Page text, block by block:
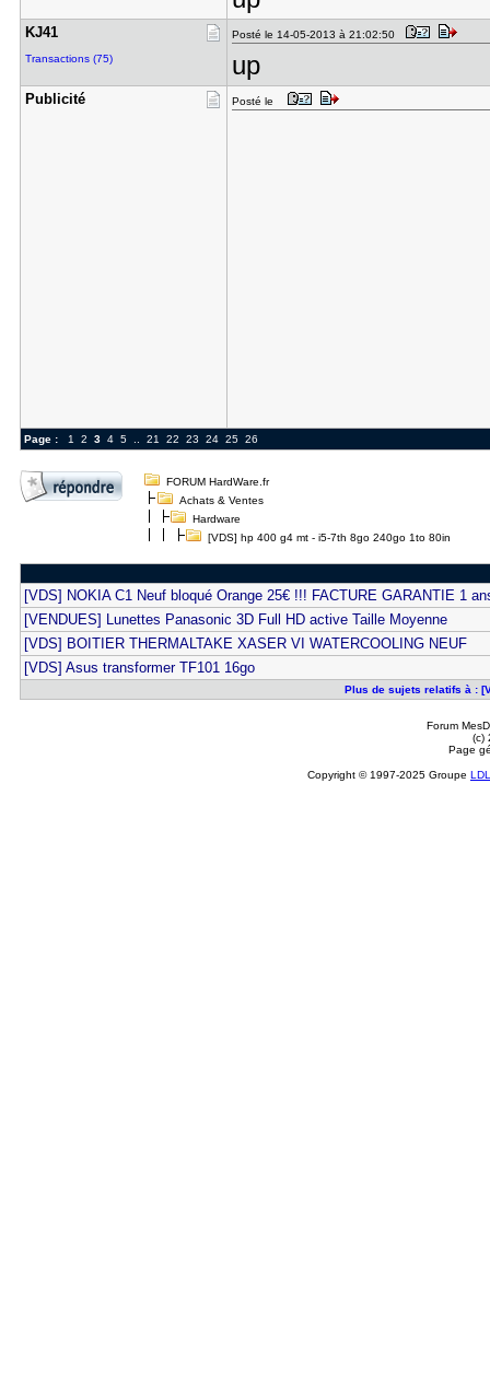
KJ41
Transactions (75)
Posté le 14-05-2013 à 21:02:50
up
Publicité Posté le
Page : 1 2 3 4 5.. 21 22 23 24 25 26
FORUM HardWare.fr
Achats & Ventes
Hardware
[VDS] hp 400 g4 mt - i5-7th 8go 240go 1to 80in
[VDS] NOKIA C1 Neuf bloqué Orange 25€ !!! FACTURE GARANTIE 1
[VENDUES] Lunettes Panasonic 3D Full HD active Taille Moyenne
[VDS] BOITIER THERMALTAKE XASER VI WATERCOOLING NEUF
[VDS] Asus transformer TF101 16go
Plus de sujets relatifs à :
Forum
(c)
Page
Copyright © 1997-2025 Groupe